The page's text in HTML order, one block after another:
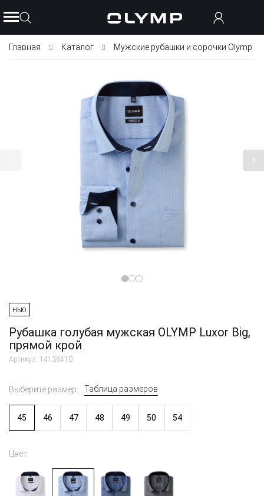
Главная Каталог Мужские рубашки и сорочки Olymp
НЬЮ
Рубашка голубая мужская OLYMP Luxor Big,
прямой крой
Артикул: 14136410
Выберите размер: Таблица размеров
45 46 47 48 49 50 54
Цвет: